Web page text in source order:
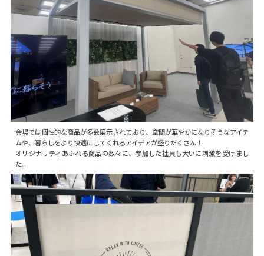
会場では個性的な商品が多数展示されており、空間が華やかになりそうなアイテ
ムや、暮らしをより快適にしてくれるアイデアが盛りだくさん！
オリジナリティあふれる商品の数々に、参加した社員も大いに刺激を受けまし
た。